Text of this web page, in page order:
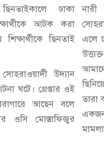
ঢাকা
আটক করা
ছিনতাই
উদ্যান
ঘটে। গ্রেপ্তার ওই
আছেন বলে
ওসি মোস্তাফিজুর
এলে
তারা